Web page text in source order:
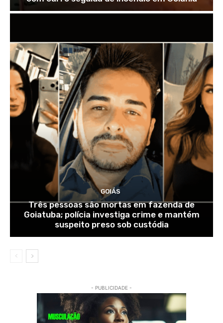
GOIÁS
Três pessoas são mortas em fazenda de
Goiatuba; polícia investiga crime e mantém
suspeito preso sob custódia
- PUBLICIDADE -